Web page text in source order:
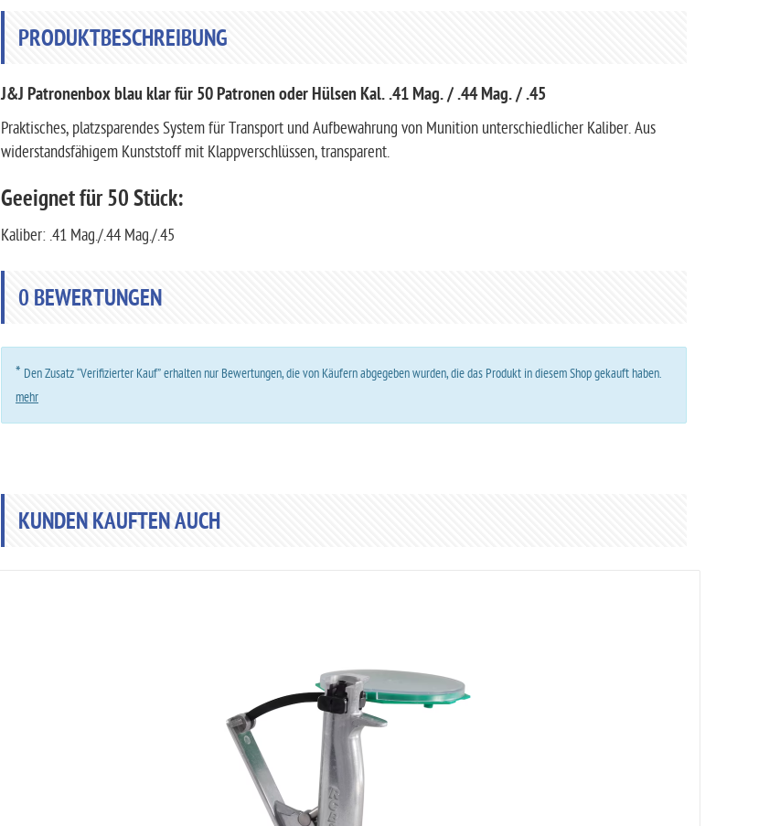
PRODUKTBESCHREIBUNG
J&J Patronenbox blau klar für 50 Patronen oder Hülsen Kal. .41 Mag. / .44 Mag. / .45
Praktisches, platzsparendes System für Transport und Aufbewahrung von Munition unterschiedlicher Kaliber. Aus
widerstandsfähigem Kunststoff mit Klappverschlüssen, transparent.
Geeignet für 50 Stück:
Kaliber: .41 Mag./.44 Mag./.45
0 BEWERTUNGEN
* Den Zusatz “Verifizierter Kauf” erhalten nur Bewertungen, die von Käufern abgegeben wurden, die das Produkt in diesem Shop gekauft haben.
mehr
KUNDEN KAUFTEN AUCH